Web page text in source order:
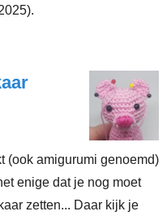
(ook amigurumi genoemd)
enige dat je nog moet
zetten... Daar kijk je